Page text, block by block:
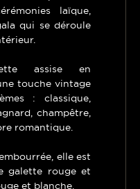
laïque,
qui se déroule
assise en
touche vintage
: classique,
champêtre,
romantique.
elle est
galette rouge et
et blanche.